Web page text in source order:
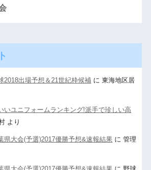
2018出場予想＆21世紀枠候補 に 東海地区居
いユニフォームランキング!派手で珍しい高
より
県大会(予選)2017優勝予想&速報結果に 管理